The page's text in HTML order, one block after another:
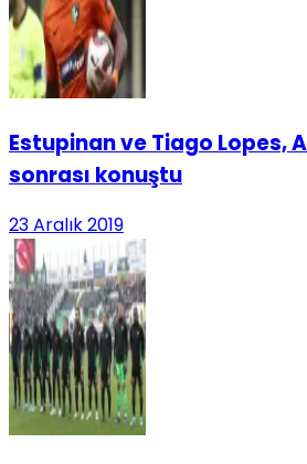
Estupinan ve Tiago Lopes,
sonrası konuştu
23 Aralık 2019